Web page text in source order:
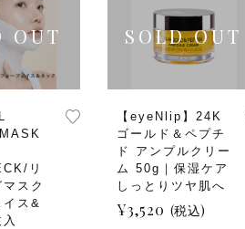
リ
スク
イス&
【eyeNlip】24K
ゴールド＆ペプチ
ド アンプルクリー
ム 50g｜保湿ケア
しっとりツヤ肌へ
¥3,520 (税込)